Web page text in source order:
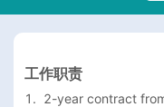
工作职责
1.  2-year contract